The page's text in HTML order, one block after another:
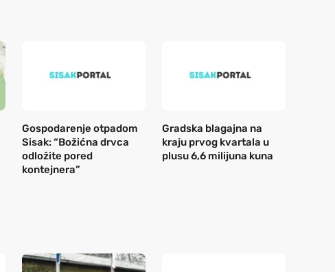
Gospodarenje otpadom
Sisak: “Božićna drvca
odložite pored
kontejnera”
Gradska blagajna na
kraju prvog kvartala u
plusu 6,6 milijuna kuna